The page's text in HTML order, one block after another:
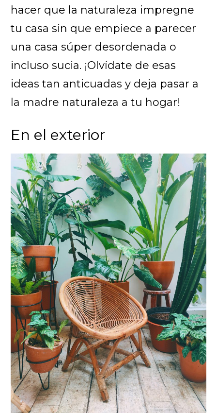
hacer que la naturaleza impregne
tu casa sin que empiece a parecer
una casa súper desordenada o
incluso sucia. ¡Olvídate de esas
ideas tan anticuadas y deja pasar a
la madre naturaleza a tu hogar!
En el exterior